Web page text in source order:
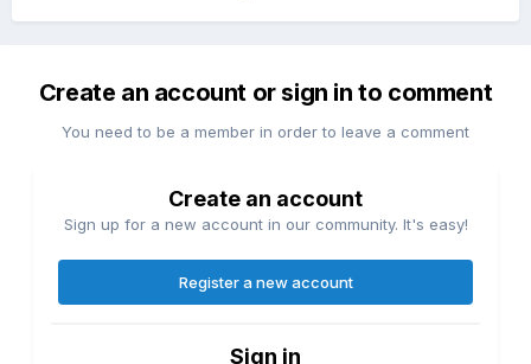
Create an account or sign in to comment
You need to be a member in order to leave a comment
Create an account
Sign up for a new account in our community. It's easy!
Register a new account
Sign in